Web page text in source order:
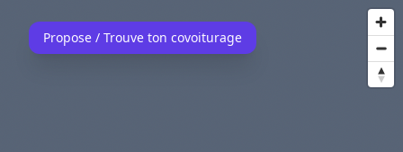
Propose / Trouve ton covoiturage